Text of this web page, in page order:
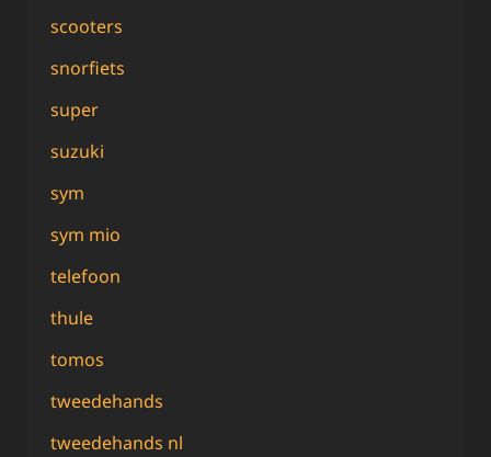
scooters
snorfiets
super
suzuki
sym
sym mio
telefoon
thule
tomos
tweedehands
tweedehands nl